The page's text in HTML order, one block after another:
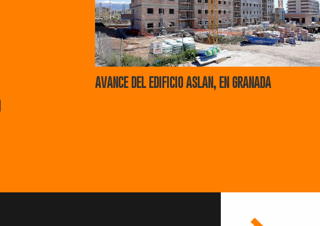
AVANCE DEL EDIFICIO ASLAN, EN GRANADA